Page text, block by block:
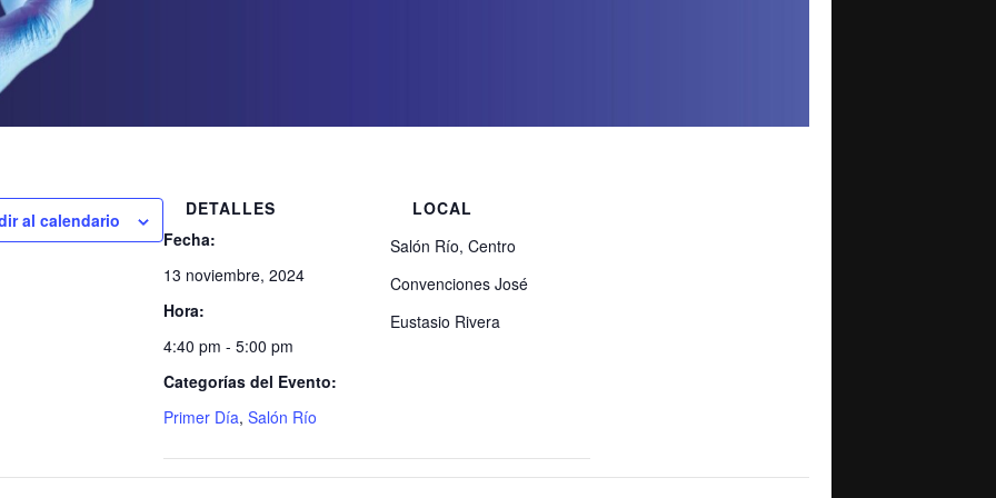
al calendario
DETALLES
Fecha:
13 noviembre, 2024
Hora:
4:40 pm - 5:00 pm
Categorías del Evento:
Primer Día, Salón Río
LOCAL
Salón Río, Centro
Convenciones José
Eustasio Rivera